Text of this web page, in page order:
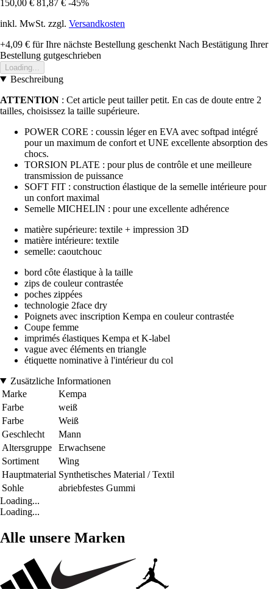
150,00 € 81,87 € -45%
inkl. MwSt. zzgl. Versandkosten
+4,09 € für Ihre nächste Bestellung geschenkt Nach Bestätigung Ihrer
Bestellung gutgeschrieben
Loading...
Beschreibung
ATTENTION : Cet article peut tailler petit. En cas de doute entre 2
tailles, choisissez la taille supérieure.
POWER CORE : coussin léger en EVA avec softpad intégré
pour un maximum de confort et UNE excellente absorption des
chocs.
TORSION PLATE : pour plus de contrôle et une meilleure
transmission de puissance
SOFT FIT : construction élastique de la semelle intérieure pour
un confort maximal
Semelle MICHELIN : pour une excellente adhérence
matière supérieure: textile + impression 3D
matière intérieure: textile
semelle: caoutchouc
bord côte élastique à la taille
zips de couleur contrastée
poches zippées
technologie 2face dry
Poignets avec inscription Kempa en couleur contrastée
Coupe femme
imprimés élastiques Kempa et K-label
vague avec éléments en triangle
étiquette nominative à l'intérieur du col
Zusätzliche Informationen
Marke
Kempa
Farbe
weiß
Farbe
Weiß
Geschlecht
Mann
Altersgruppe
Erwachsene
Sortiment
Wing
Hauptmaterial Synthetisches Material / Textil
Sohle
abriebfestes Gummi
Loading...
Loading...
Alle unsere Marken